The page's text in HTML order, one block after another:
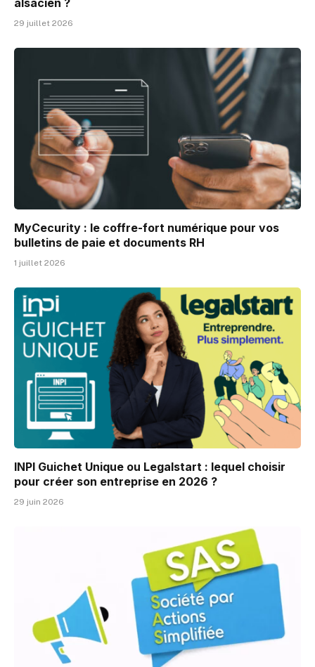
alsacien ?
29 juillet 2026
MyCecurity : le coffre-fort numérique pour vos
bulletins de paie et documents RH
1 juillet 2026
INPI Guichet Unique ou Legalstart : lequel choisir
pour créer son entreprise en 2026 ?
29 juin 2026